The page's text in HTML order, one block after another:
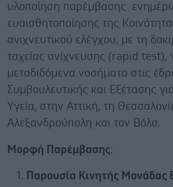
υλοποίηση παρέμβασης
ευαισθητοποίησης της
ανιχνευτικού ελέγχου, με τη
ταχείας ανίχνευσης (rapid test),
μεταδιδόμενα νοσήματα στις
Συμβουλευτικής και Εξέτασης
Υγεία, στην Αττική, τη
Αλεξανδρούπολη και τον Βόλο.
Μορφή Παρέμβασης:
Παρουσία Κινητής Μονάδας